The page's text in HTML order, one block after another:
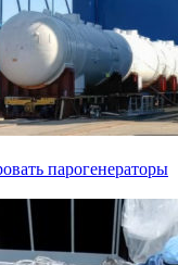
парогенераторы